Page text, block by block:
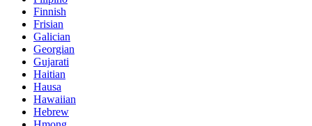
Finnish
Frisian
Galician
Georgian
Gujarati
Haitian
Hausa
Hawaiian
Hebrew